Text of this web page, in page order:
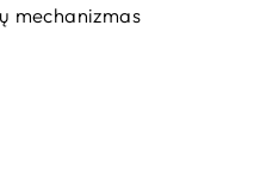
mechanizmas